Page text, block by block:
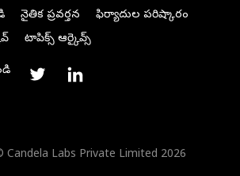
నైతిక ప్రవర్తన
ఫిర్యాదుల పరిష్కారం
టాపిక్స్ ఆర్కైవ్స్
Candela Labs Private Limited 2026